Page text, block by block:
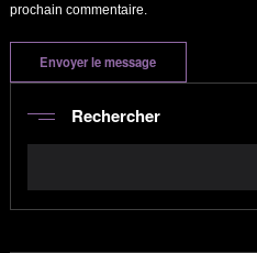
prochain commentaire.
Rechercher